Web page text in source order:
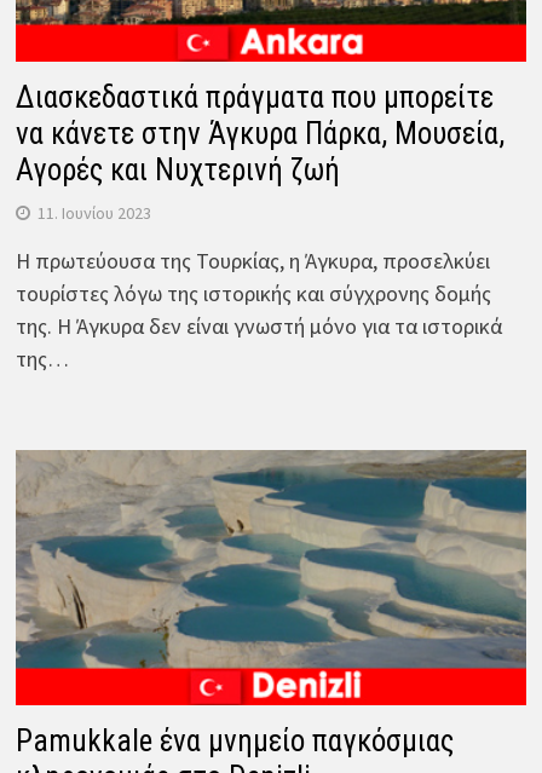
Διασκεδαστικά πράγματα που μπορείτε
να κάνετε στην Άγκυρα Πάρκα, Μουσεία,
Αγορές και Νυχτερινή ζωή
11. Ιουνίου 2023
Η πρωτεύουσα της Τουρκίας, η Άγκυρα, προσελκύει
τουρίστες λόγω της ιστορικής και σύγχρονης δομής
της. Η Άγκυρα δεν είναι γνωστή μόνο για τα ιστορικά
της…
Pamukkale ένα μνημείο παγκόσμιας